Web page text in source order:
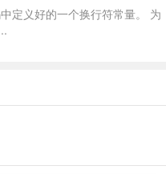
义好的一个换行符常量。 为
个常量？ ...